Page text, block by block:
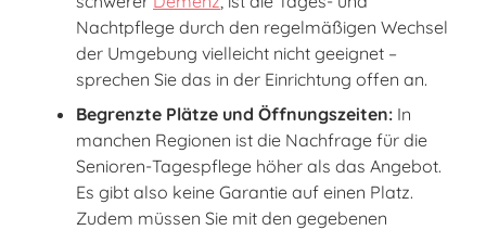
Nachtpflege durch den regelmäßigen Wechsel
der Umgebung vielleicht nicht geeignet –
sprechen Sie das in der Einrichtung offen an.
Begrenzte Plätze und Öffnungszeiten: In
manchen Regionen ist die Nachfrage für die
Senioren-Tagespflege höher als das Angebot.
Es gibt also keine Garantie auf einen Platz.
Zudem müssen Sie mit den gegebenen